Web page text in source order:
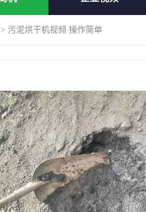
> 污泥烘干机视频 操作简单